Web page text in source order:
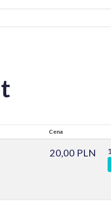
Cena
20,00 PLN